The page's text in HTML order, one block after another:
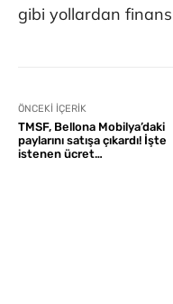
gibi yollardan
ÖNCEKI İÇERIK
TMSF, Bellona Mobilya’daki
paylarını satışa çıkardı! İşte
istenen ücret…